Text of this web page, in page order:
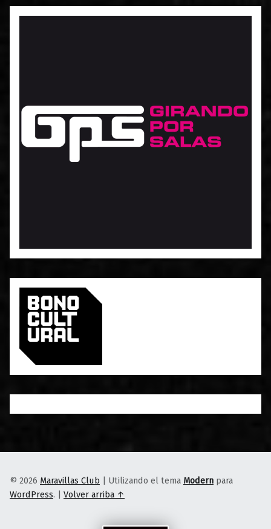
© 2026 Maravillas Club | Utilizando el tema Modern para
WordPress. | Volver arriba ↑